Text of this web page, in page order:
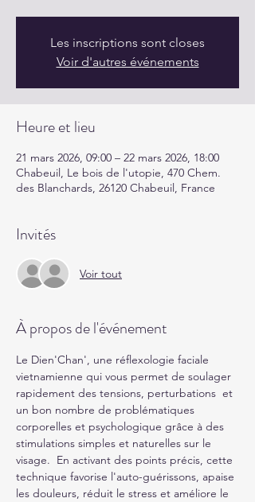
Les inscriptions sont closes
Voir d'autres événements
Heure et lieu
21 mars 2026, 09:00 – 22 mars 2026, 18:00
Chabeuil, Le bois de l'utopie, 470 Chem.
des Blanchards, 26120 Chabeuil, France
Invités
Voir tout
À propos de l'événement
Le Dien'Chan', une réflexologie faciale
vietnamienne qui vous permet de soulager
rapidement des tensions, perturbations  et
un bon nombre de problématiques
corporelles et psychologique grâce à des
stimulations simples et naturelles sur le
visage.  En activant des points précis, cette
technique favorise l'auto-guérissons, apaise
les douleurs, réduit le stress et améliore le